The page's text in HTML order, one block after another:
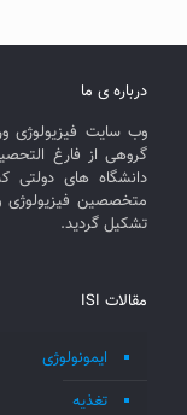
درباره ی ما
گروهی از فارغ
دانشگاه های
متخصصین فیزیولوژی
تشکیل گردید.
مقالات ISI
ایمونولوژی
تغذیه